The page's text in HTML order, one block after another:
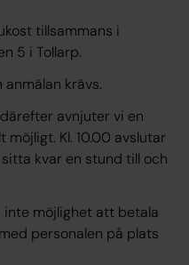
tillsammans i
5 i Tollarp.
anmälan krävs.
avnjuter vi en
Kl. 10.00 avslutar
kvar en stund till och
inte möjlighet att betala
personalen på plats